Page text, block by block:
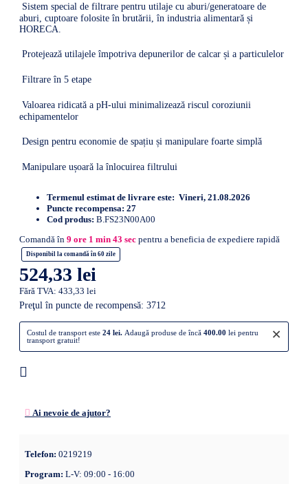
Sistem special de filtrare pentru utilaje cu aburi/generatoare de
aburi, cuptoare folosite în brutării, în industria alimentară și
HORECA.
Protejează utilajele împotriva depunerilor de calcar și a particulelor
Filtrare în 5 etape
Valoarea ridicată a pH-ului minimalizează riscul coroziunii
echipamentelor
Design pentru economie de spațiu și manipulare foarte simplă
Manipulare ușoară la înlocuirea filtrului
Termenul estimat de livrare este: Vineri, 21.08.2026
Puncte recompensa: 27
Cod produs: B.FS23N00A00
Comandă în 9 ore 1 min 42 sec pentru a beneficia de expediere rapidă
Disponibil la comandă în 60 zile
524,33 lei
Fără TVA: 433,33 lei
Preţul în puncte de recompensă: 3712
×
Costul de transport este 24 lei. Adaugă produse de încă 400.00 lei pentru
transport gratuit!
Ai nevoie de ajutor?
Telefon: 0219219
Program: L-V: 09:00 - 16:00